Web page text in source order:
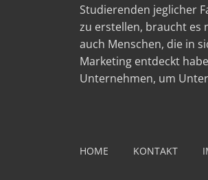
Studierenden jeglicher
zu erstellen, braucht es
auch Menschen, die in
Marketing entdeckt
Unternehmen, um
HOME KONTAKT